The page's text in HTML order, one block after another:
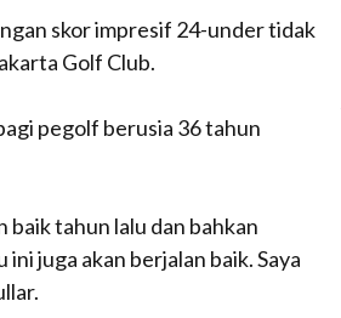
skor impresif 24-undertidak
Golf Club.
pegolf berusia 36 tahun
baik tahun lalu dan bahkan
juga akan berjalan baik. Saya